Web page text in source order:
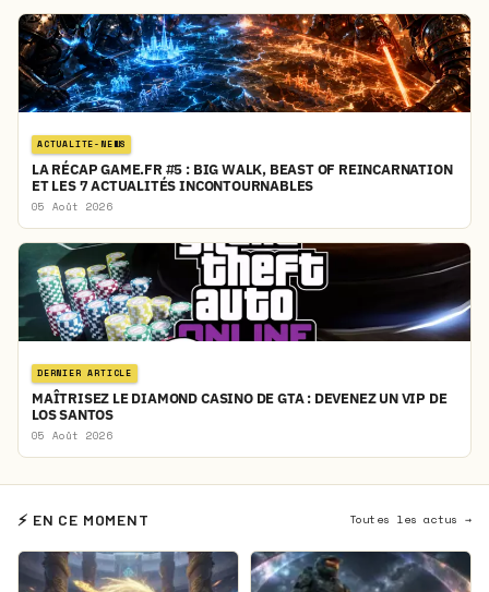
ACTUALITE-NEWS
LA RÉCAP GAME.FR #5 : BIG WALK, BEAST OF REINCARNATION
ET LES 7 ACTUALITÉS INCONTOURNABLES
05 Août 2026
DERNIER ARTICLE
MAÎTRISEZ LE DIAMOND CASINO DE GTA : DEVENEZ UN VIP DE
LOS SANTOS
05 Août 2026
⚡ EN CE MOMENT Toutes les actus →